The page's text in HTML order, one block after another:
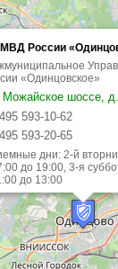
России
«Одинцовское»
шоссе,
593-10-62
593-20-65
дни: 2-й
до 19:00, 3-я
до 13:00